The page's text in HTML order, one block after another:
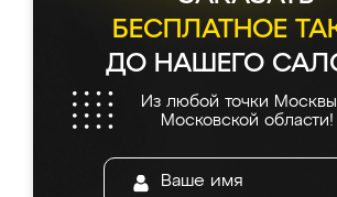
БЕСПЛАТНОЕ
ДО НАШЕГО
Из любой точки
Московской области!